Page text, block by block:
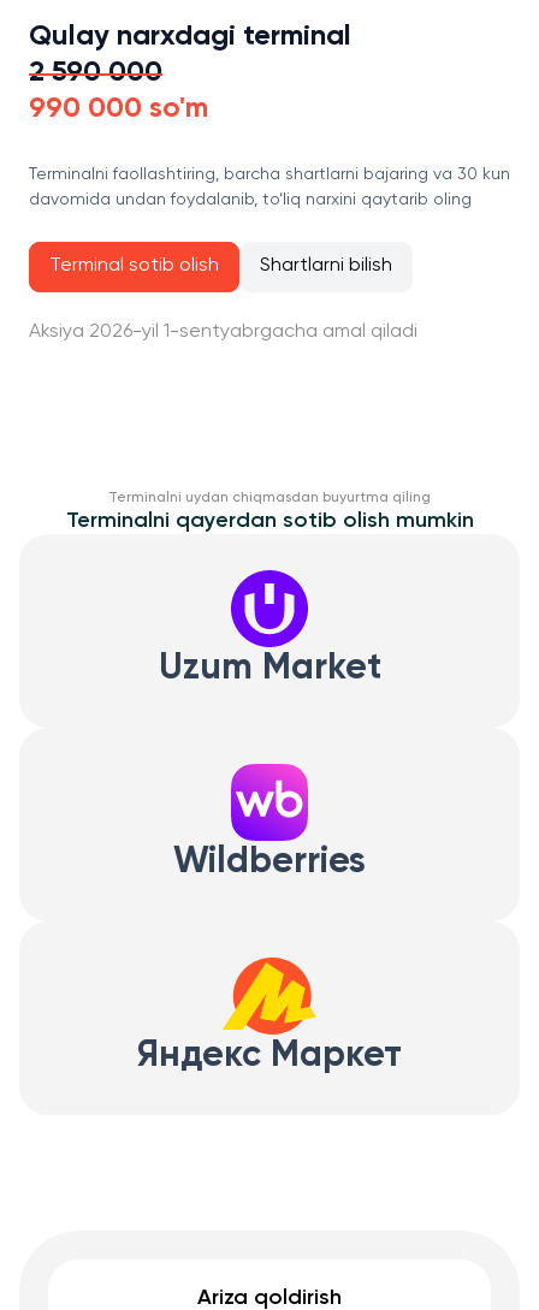
Qulay narxdagi terminal
2 590 000
990 000 so'm
Terminalni faollashtiring, barcha shartlarni bajaring va 30 kun
davomida undan foydalanib, to‘liq narxini qaytarib oling
Terminal sotib olish Shartlarni bilish
Aksiya 2026-yil 1-sentyabrgacha amal qiladi
Terminalni uydan chiqmasdan buyurtma qiling
Terminalni qayerdan sotib olish mumkin
Uzum Market
Wildberries
Яндекс Маркет
Ariza qoldirish